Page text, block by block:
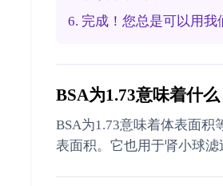
6. 完成！您总是可以用
BSA为1.73意味着什么
BSA为1.73意味着体表面积
表面积。它也用于肾小球